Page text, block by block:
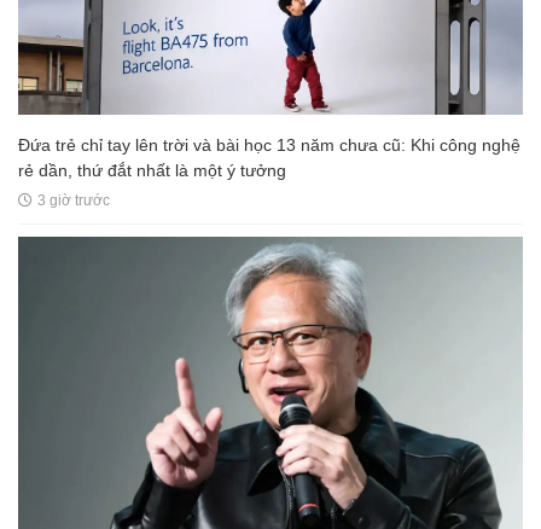
Đứa trẻ chỉ tay lên trời và bài học 13 năm chưa cũ: Khi công nghệ
rẻ dần, thứ đắt nhất là một ý tưởng
3 giờ trước